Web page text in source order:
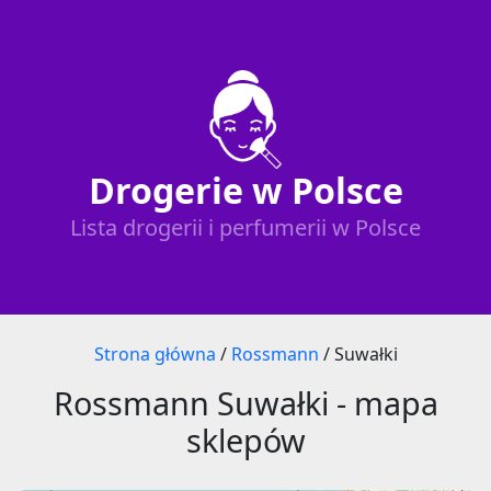
Drogerie w Polsce
Lista drogerii i perfumerii w Polsce
Strona główna / Rossmann / Suwałki
Rossmann Suwałki - mapa
sklepów